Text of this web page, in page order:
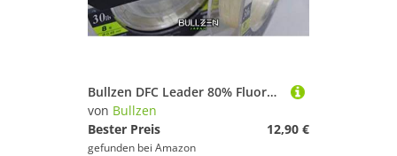
Bullzen DFC Leader 80% Fluorocarbon Raubfisch Vorfach (100lbs/0,88mm/45,4kg)
von Bullzen
Bester Preis
12,90 €
gefunden bei Amazon